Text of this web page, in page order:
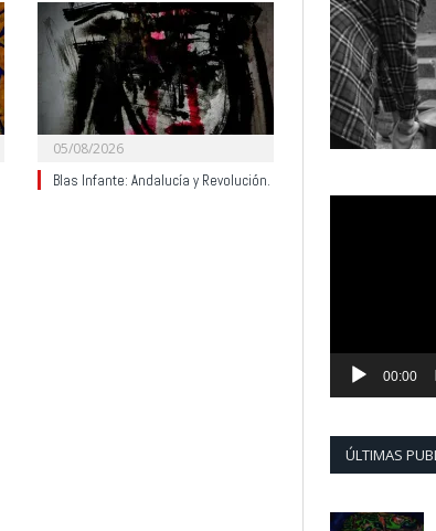
05/08/2026
Blas Infante: Andalucía y Revolución.
00:00
ÚLTIMAS